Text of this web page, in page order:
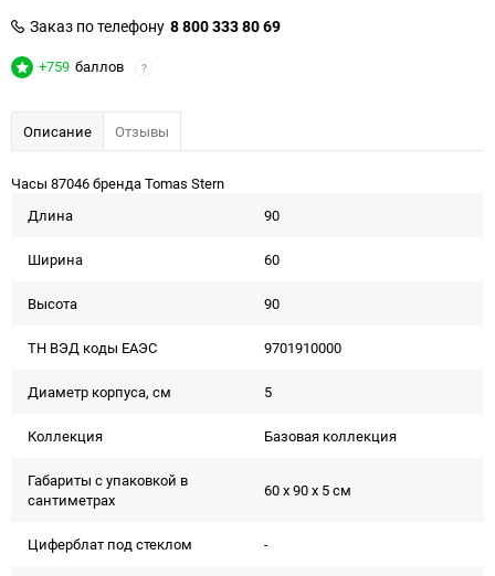
Заказ по телефону 8 800 333 80 69
+759 баллов ?
Описание Отзывы
Часы 87046 бренда Tomas Stern
Длина
90
Ширина 60
Высота 90
ТН ВЭД коды ЕАЭС 9701910000
Диаметр корпуса, см 5
Коллекция Базовая коллекция
Габариты с упаковкой в
сантиметрах
60 x 90 x 5 см
Циферблат под стеклом -